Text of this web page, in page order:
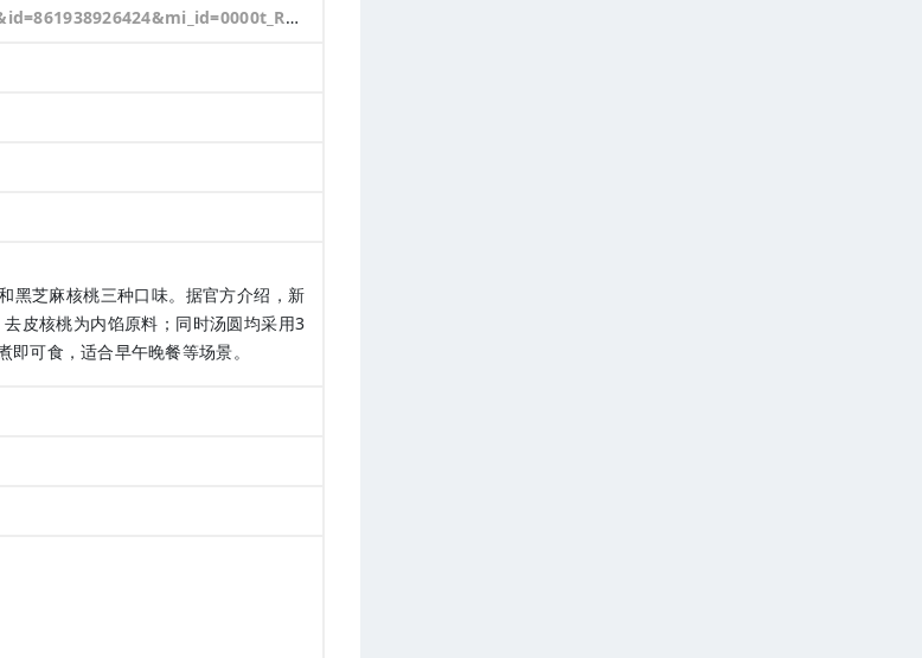
黑芝麻核桃三种口味。据官方介绍，新
皮核桃为内馅原料；同时汤圆均采用3
可食，适合早午晚餐等场景。